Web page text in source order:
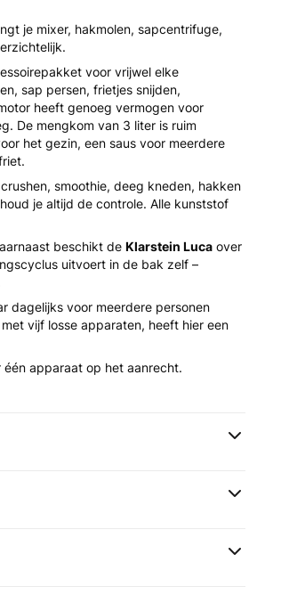
je mixer, hakmolen, sapcentrifuge,
voor vrijwel elke
sap persen, frietjes snijden,
heeft genoeg vermogen voor
De mengkom van 3 liter is ruim
het gezin, een saus voor meerdere
smoothie, deeg kneden, hakken
je altijd de controle. Alle kunststof
beschikt de Klarstein Luca over
uitvoert in de bak zelf –
dagelijks voor meerdere personen
vijf losse apparaten, heeft hier een
apparaat op het aanrecht.